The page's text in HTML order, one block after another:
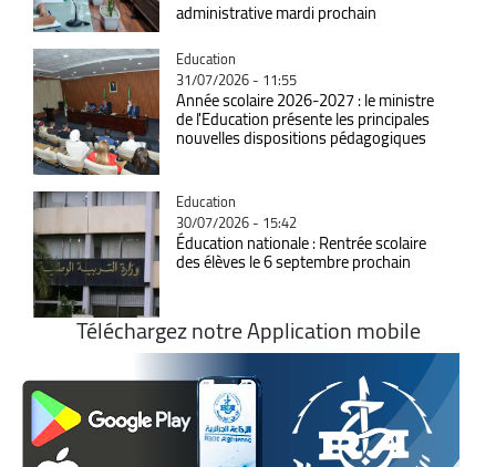
administrative mardi prochain
Catégorie
Education
31/07/2026 - 11:55
Année scolaire 2026-2027 : le ministre
de l'Education présente les principales
nouvelles dispositions pédagogiques
Catégorie
Education
30/07/2026 - 15:42
Éducation nationale : Rentrée scolaire
des élèves le 6 septembre prochain
Téléchargez notre Application mobile